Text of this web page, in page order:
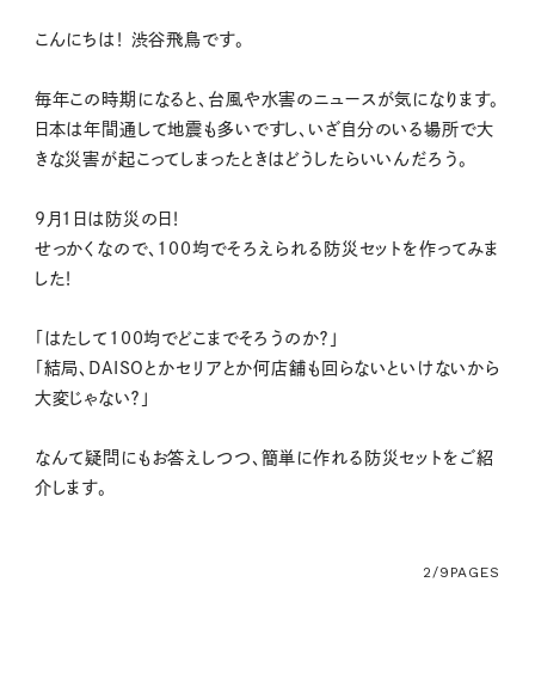
こんにちは！ 渋谷飛鳥です。
毎年この時期になると、台風や水害のニュースが気になります。
日本は年間通して地震も多いですし、いざ自分のいる場所で大
きな災害が起こってしまったときはどうしたらいいんだろう。
9月1日は防災の日！
せっかくなので、100均でそろえられる防災セットを作ってみま
した！
「はたして100均でどこまでそろうのか？」
「結局、DAISOとかセリアとか何店舗も回らないといけないから
大変じゃない？」
なんて疑問にもお答えしつつ、簡単に作れる防災セットをご紹
介します。
2/9 PAGES